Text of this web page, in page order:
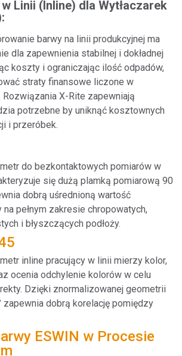
Linii (Inline) dla Wytłaczarek
barwy na linii produkcyjnej ma
dla zapewnienia stabilnej i dokładnej
koszty i ograniczając ilość odpadów,
straty finansowe liczone w
X-Rite zapewniają
potrzebne by uniknąć kosztownych
i przeróbek.
do bezkontaktowych pomiarów w
się dużą plamką pomiarową 90
dobrą uśrednioną wartość
pełnym zakresie chropowatych,
i błyszczących podłoży.
inline pracujący w linii mierzy kolor,
ocenia odchylenie kolorów w celu
Dzięki znormalizowanej geometrii
zapewnia dobrą korelację pomiędzy
ESWIN w Procesie